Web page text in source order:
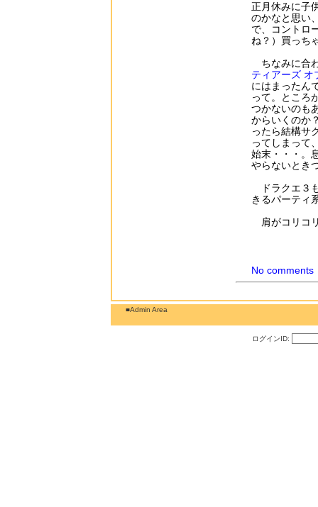
正月休みに子
のかなと思い
で、コントロ
ね？）買っち
ちなみに合
ティアーズ オ
にはまったん
って。ところ
つかないのも
からいくのか
ったら結構サ
ってしまって
始末・・・。
やらないとき
ドラクエ３
きるパーティ
肩がコリコ
No comments
■Admin Area
ログインID: